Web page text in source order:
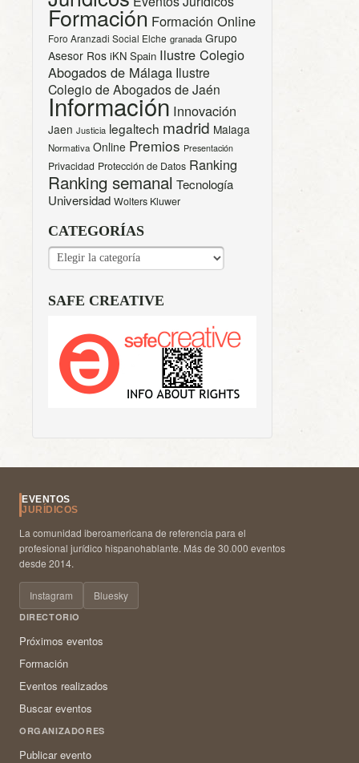
Formación Formación Online
Foro Aranzadi Social Elche granada Grupo
Asesor Ros iKN Spain Ilustre Colegio
Abogados de Málaga Ilustre
Colegio de Abogados de Jaén
Información Innovación
Jaen Justicia legaltech madrid Malaga
Normativa Online Premios Presentación
Privacidad Protección de Datos Ranking
Ranking semanal Tecnología
Universidad Wolters Kluwer
CATEGORÍAS
CATEGORÍAS
SAFE CREATIVE
EVENTOS
JURÍDICOS
La comunidad iberoamericana de referencia para el
profesional jurídico hispanohablante. Más de 30.000 eventos
desde 2014.
Instagram Bluesky
DIRECTORIO
Próximos eventos
Formación
Eventos realizados
Buscar eventos
ORGANIZADORES
Publicar evento